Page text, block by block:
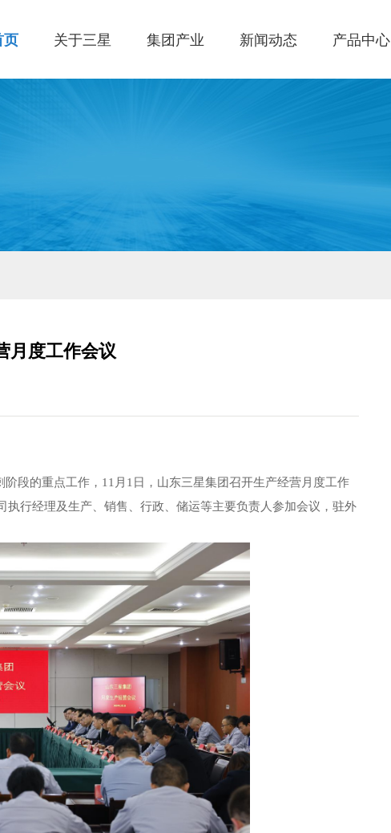
页 关于三星 集团产业 新闻动态 产品中心
月度工作会议
段的重点工作，11月1日，山东三星集团召开生产经营月度工作
行经理及生产、销售、行政、储运等主要负责人参加会议，驻外